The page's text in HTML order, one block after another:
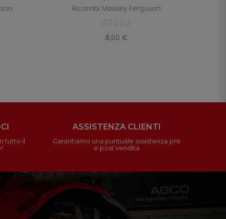
Ricambi Massey Ferguson
8,00 €
tutto il
ASSISTENZA CLIENTI
Garantiamo una puntuale assistenza pre
e post vendita